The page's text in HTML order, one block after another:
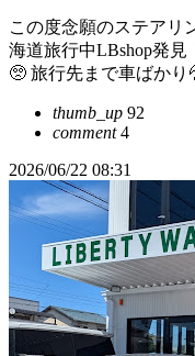
この度念願のステアリ
海道旅行中LBshop発
🥺 旅行先まで車ばかり
thumb_up 92
comment4
2026/06/22 08:31